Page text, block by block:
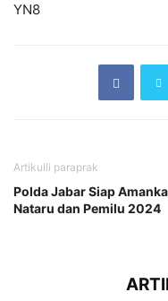
YN8
Artikulli paraprak
Polda Jabar Siap
Nataru dan Pemilu 2024